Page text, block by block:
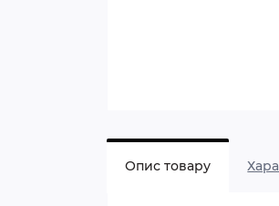
Опис товару